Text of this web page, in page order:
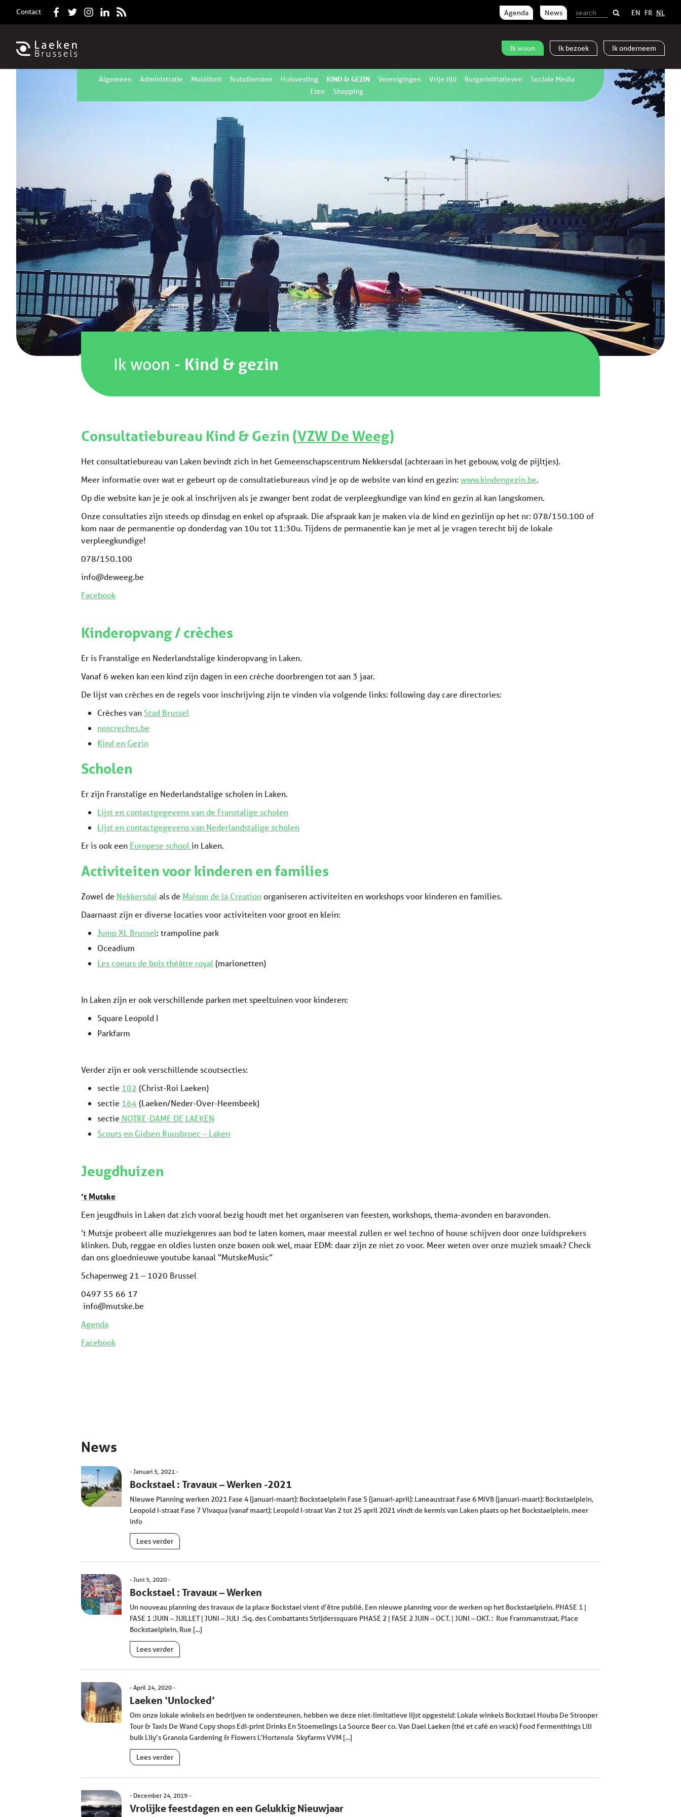
Ikwoon Ik bezoek Ikonderneem
Contact Agenda News EN FR NL
Algemeen Administratie Mobiliteit Nutsdiensten Huisvesting KIND & GEZIN Verenigingen Vrije tijd Burgerinitiatieven
Sociale Media
Eten
Shopping
Ik woon - Kind & gezin
Consultatiebureau Kind & Gezin (VZW De Weeg)
Het consultatiebureau van Laken bevindt zich in het Gemeenschapscentrum Nekkersdal (achteraan in het gebouw, volg de pijltjes).
Meer informatie over wat er gebeurt op de consultatiebureaus vind je op de website van kind en gezin: www.kindengezin.be.
Op die website kan je je ook al inschrijven als je zwanger bent zodat de verpleegkundige van kind en gezin al kan langskomen.
Onze consultaties zijn steeds op dinsdag en enkel op afspraak. Die afspraak kan je maken via de kind en gezinlijn op het nr: 078/150.100 of
kom naar de permanentie op donderdag van 10u tot 11:30u. Tijdens de permanentie kan je met al je vragen terecht bij de lokale
verpleegkundige!
078/150.100
info@deweeg.be
Facebook
Kinderopvang / crèches
Er is Franstalige en Nederlandstalige kinderopvang in Laken.
Vanaf 6 weken kan een kind zijn dagen in een crèche doorbrengen tot aan 3 jaar.
De lijst van crèches en de regels voor inschrijving zijn te vinden via volgende links: following day care directories:
Crèches van Stad Brussel
noscreches.be
Kind en Gezin
Scholen
Er zijn Franstalige en Nederlandstalige scholen in Laken.
Lijst en contactgegevens van de Franstalige scholen
Lijst en contactgegevens van Nederlandstalige scholen
Er is ook een Europese school in Laken.
Activiteiten voor kinderen en families
Zowel de Nekkersdal als de Maison de la Creationorganiseren activiteiten en workshops voor kinderen en families.
Daarnaast zijn er diverse locaties voor activiteiten voor groot en klein:
Jump XL Brussel: trampoline park
Oceadium
Les coeurs de bois théâtre royal (marionetten)
In Laken zijn er ook verschillende parken met speeltuinen voor kinderen:
Square Leopold I
Parkfarm
Verder zijn er ook verschillende scoutsecties:
sectie 102 (Christ-Roi Laeken)
sectie 164(Laeken/Neder-Over-Heembeek)
sectie NOTRE-DAME DE LAEKEN
Scouts en Gidsen Ruusbroec – Laken
Jeugdhuizen
’t Mutske
Een jeugdhuis in Laken dat zich vooral bezig houdt met het organiseren van feesten, workshops, thema-avonden en baravonden.
’t Mutsje probeert alle muziekgenres aan bod te laten komen, maar meestal zullen er wel techno of house schijven door onze luidsprekers
klinken. Dub, reggae en oldies lusten onze boxen ook wel, maar EDM: daar zijn ze niet zo voor. Meer weten over onze muziek smaak? Check
dan ons gloednieuwe youtube kanaal “MutskeMusic”
Schapenweg 21 – 1020 Brussel
0497 55 66 17
info@mutske.be
Agenda
Facebook
News
Januari 5, 2021
Bockstael : Travaux – Werken -2021
Nieuwe Planning werken 2021 Fase 4 (januari-maart): Bockstaelplein Fase 5 (januari-april): Laneaustraat Fase 6 MIVB (januari-maart): Bockstaelplein,
Leopold I-straat Fase 7 Vivaqua (vanaf maart): Leopold I-straat Van 2 tot 25 april 2021 vindt de kermis van Laken plaats op het Bockstaelplein. meer
info
Lees verder
Juni 5, 2020
Bockstael : Travaux – Werken
Un nouveau planning des travaux de la place Bockstael vient d’être publié. Een nieuwe planning voor de werken op het Bockstaelplein. PHASE 1 |
FASE 1 :JUIN – JUILLET | JUNI – JULI :Sq. des Combattants Strijderssquare PHASE 2 | FASE 2 JUIN – OCT. | JUNI – OKT. : Rue Fransmanstraat, Place
Bockstaelplein, Rue […]
Lees verder
April 24, 2020
Laeken ‘Unlocked’
Om onze lokale winkels en bedrijven te ondersteunen, hebben we deze niet-limitatieve lijst opgesteld: Lokale winkels Bockstael Houba De Strooper
Tour & Taxis De Wand Copy shops Edi-print Drinks En Stoemelings La Source Beer co. Van Dael Laeken (thé et café en vrack) Food Fermenthings Lili
bulk Lily’s Granola Gardening & Flowers L’Hortensia Skyfarms VVM […]
Lees verder
December 24, 2019
Vrolijke feestdagen en een Gelukkig Nieuwjaar